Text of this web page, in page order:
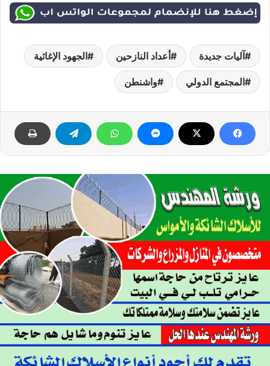
آليات جديدة أعداد النازحين الجهود الإغاثية
المجتمع الدولي واشنطن